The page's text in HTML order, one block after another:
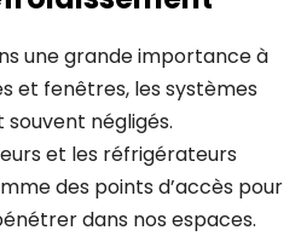
une grande importance à
et fenêtres, les systèmes
négligés.
et les réfrigérateurs
des points d’accès pour
dans nos espaces.